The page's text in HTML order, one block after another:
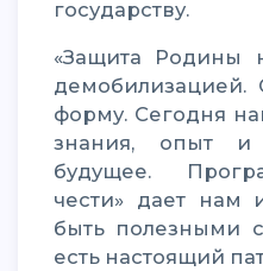
государству.
«Защита Родины не заканчивается с
демобилизацией.
форму. Сегодня
знания, опыт и
будущее.
чести» дает нам
быть полезными
есть настоящий